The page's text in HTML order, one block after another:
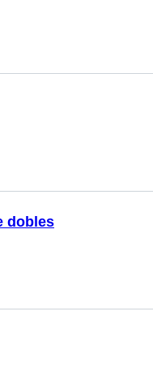
dobles